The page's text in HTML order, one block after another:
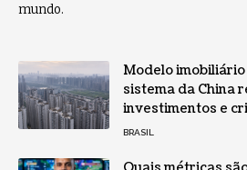
mundo.
Modelo imobiliário
sistema da China
investimentos e
BRASIL